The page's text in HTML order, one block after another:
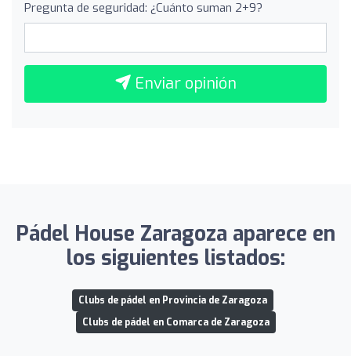
Pregunta de seguridad: ¿Cuánto suman 2+9?
Enviar opinión
Pádel House Zaragoza aparece en
los siguientes listados:
Clubs de pádel en Provincia de Zaragoza
Clubs de pádel en Comarca de Zaragoza